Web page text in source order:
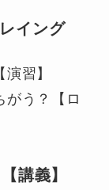
イング
習】
う？【ロ
講義】